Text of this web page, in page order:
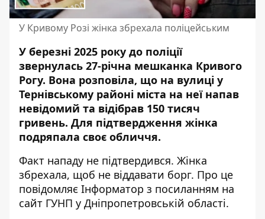
У Кривому Розі жінка збрехала поліцейським
У березні 2025 року до поліції
звернулась 27-річна мешканка Кривого
Рогу. Вона розповіла, що на вулиці у
Тернівському районі міста на неї напав
невідомий та відібрав 150 тисяч
гривень. Для підтвердження жінка
подряпала своє обличчя.
Факт нападу не підтвердився. Жінка
збрехала, щоб не віддавати борг. Про це
повідомляє Інформатор з посиланням на
сайт ГУНП у Дніпропетровській області.